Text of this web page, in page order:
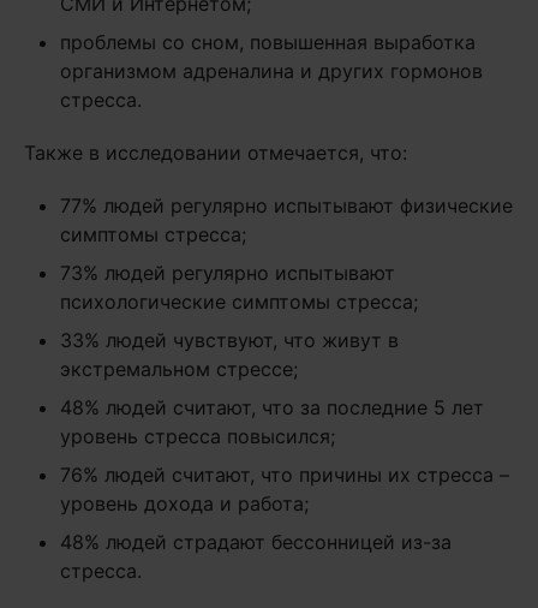
проблемы со сном, повышенная выработка
организмом адреналина и других гормонов
стресса.
Также в исследовании отмечается, что:
77% людей регулярно испытывают физические
симптомы стресса;
73% людей регулярно испытывают
психологические симптомы стресса;
33% людей чувствуют, что живут в
экстремальном стрессе;
48% людей считают, что за последние 5 лет
уровень стресса повысился;
76% людей считают, что причины их стресса –
уровень дохода и работа;
48% людей страдают бессонницей из-за
стресса.